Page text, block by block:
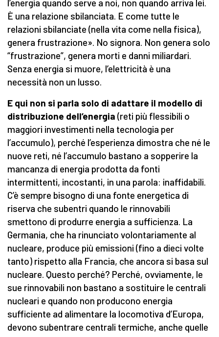
l’energia quando serve a noi, non quando arriva lei.
È una relazione sbilanciata. E come tutte le
relazioni sbilanciate (nella vita come nella fisica),
genera frustrazione». No signora. Non genera solo
“frustrazione”, genera morti e danni miliardari.
Senza energia si muore, l’elettricità è una
necessità non un lusso.
E qui non si parla solo di adattare il modello di
distribuzione dell’energia (reti più flessibili o
maggiori investimenti nella tecnologia per
l’accumulo), perché l’esperienza dimostra che né le
nuove reti, né l’accumulo bastano a sopperire la
mancanza di energia prodotta da fonti
intermittenti, incostanti, in una parola: inaffidabili.
C’è sempre bisogno di una fonte energetica di
riserva che subentri quando le rinnovabili
smettono di produrre energia a sufficienza. La
Germania, che ha rinunciato volontariamente al
nucleare, produce più emissioni (fino a dieci volte
tanto) rispetto alla Francia, che ancora si basa sul
nucleare. Questo perché? Perché, ovviamente, le
sue rinnovabili non bastano a sostituire le centrali
nucleari e quando non producono energia
sufficiente ad alimentare la locomotiva d’Europa,
devono subentrare centrali termiche, anche quelle